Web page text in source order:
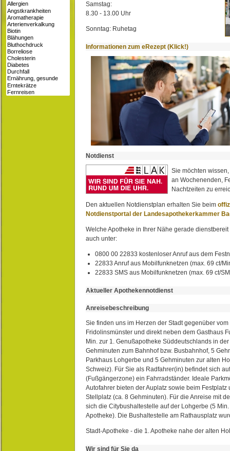
Samstag:
8.30 - 13.00 Uhr
Sonntag: Ruhetag
Informationen zum eRezept (Klick!)
Notdienst
Sie möchten
an Wochenenden,
Nachtzeiten zu
Den aktuellen Notdienstplan erhalten Sie beim
Notdienstportal der Landesapothekerkammer
Welche Apotheke in Ihrer Nähe gerade
auch unter:
0800 00 22833 kostenloser Anruf aus dem
22833 Anruf aus Mobilfunknetzen (max. 69 ct/
22833 SMS aus Mobilfunknetzen (max. 69 ct/
Aktueller Apothekennotdienst
Anreisebeschreibung
Sie finden uns im Herzen der Stadt gegenüber
Fridolinsmünster und direkt neben dem Gasthaus
Min. zur 1. Genußapotheke Süddeutschlands in
Gehminuten zum Bahnhof bzw. Busbahnhof, 5
Parkhaus Lohgerbe und 5 Gehminuten zur alten
Schweiz). Für Sie als Radfahrer(in) befindet sich
(Fußgängerzone) ein Fahrradständer. Ideale
Autofahrer bieten der Auplatz sowie beim Festplatz
Stellplatz (ca. 8 Gehminuten). Für die Anreise mit
sich die Citybushaltestelle auf der Lohgerbe (5
Apotheke). Die Bushaltestelle am Rathausplatz
Stadt-Apotheke - die 1. Apotheke nahe der alten
Wir sind für Sie da